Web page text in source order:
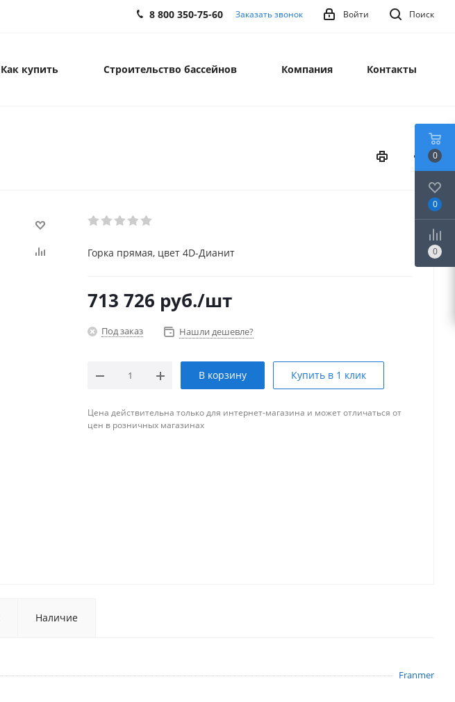
Поиск
Войти
8 800 350-75-60 Заказать звонок
Как купить Строительство бассейнов Компания Контакты
Горка прямая, цвет 4D-Дианит
713 726 руб./шт
Под заказ Нашли дешевле?
В корзину Купить в 1 клик
Цена действительна только для интернет-магазина и может отличаться от
цен в розничных магазинах
Наличие
Franmer
0
0
0